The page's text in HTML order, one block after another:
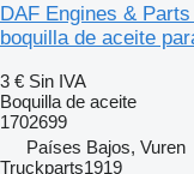
DAF Engines &
boquilla de aceite
3 € Sin IVA
Boquilla de aceite
1702699
Países Bajos, Vuren
Truckparts1919